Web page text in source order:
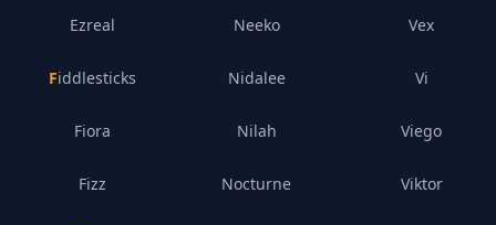
Ezreal
Fiddlesticks
Fiora
Fizz
Neeko
Nidalee
Nilah
Nocturne
Vex
Vi
Viego
Viktor